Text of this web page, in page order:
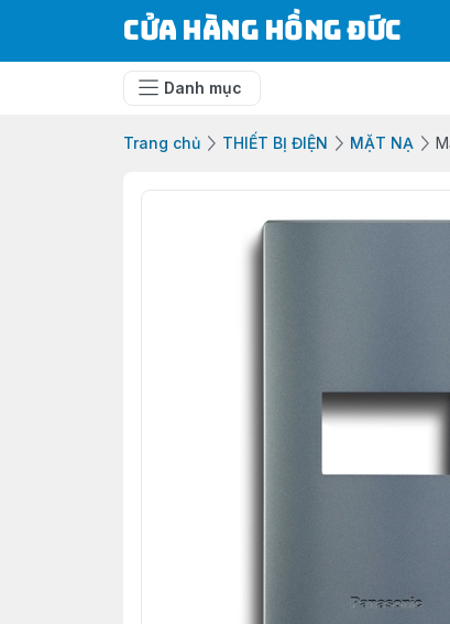
Cửa Hàng Hồng Đức
Danh mục
Trang chủ THIẾT BỊ ĐIỆN MẶT NẠ